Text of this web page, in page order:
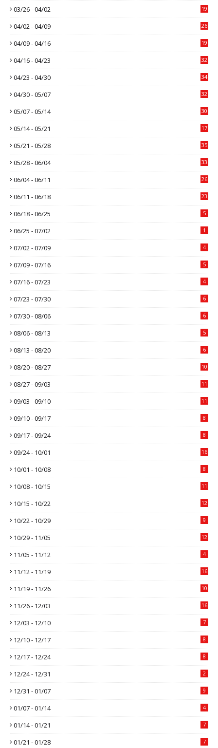
03/26 - 04/02 19
04/02 - 04/09 26
04/09 - 04/16 19
04/16 - 04/23 32
04/23 - 04/30 34
04/30 - 05/07 32
05/07 - 05/14 30
05/14 - 05/21 17
05/21 - 05/28 35
05/28 - 06/04 33
06/04 - 06/11 26
06/11 - 06/18 23
06/18 - 06/25 5
06/25 - 07/02 1
07/02 - 07/09 4
07/09 - 07/16 5
07/16 - 07/23 4
07/23 - 07/30 6
07/30 - 08/06 6
08/06 - 08/13 5
08/13 - 08/20 6
08/20 - 08/27 10
08/27 - 09/03 11
09/03 - 09/10 11
09/10 - 09/17 8
09/17 - 09/24 8
09/24 - 10/01 16
10/01 - 10/08 8
10/08 - 10/15 11
10/15 - 10/22 12
10/22 - 10/29 9
10/29 - 11/05 12
11/05 - 11/12 4
11/12 - 11/19 16
11/19 - 11/26 10
11/26 - 12/03 16
12/03 - 12/10 7
12/10 - 12/17 8
12/17 - 12/24 8
12/24 - 12/31 2
12/31 - 01/07 9
01/07 - 01/14 4
01/14 - 01/21 7
01/21 - 01/28 7